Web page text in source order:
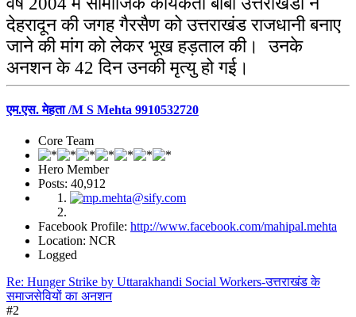
देहरादून की जगह गैरसैण को उत्तराखंड राजधानी बनाए
जाने की मांग को लेकर भूख हड़ताल की। उनके
अनशन के 42 दिन उनकी मृत्यु हो गई।
एम.एस. मेहता /M S Mehta 9910532720
Core Team
Hero Member
Posts: 40,912
Facebook Profile: http://www.facebook.com/mahipal.mehta
Location: NCR
Logged
Re: Hunger Strike by Uttarakhandi Social Workers-उत्तराखंड के
समाजसेवियों का अनशन
#2